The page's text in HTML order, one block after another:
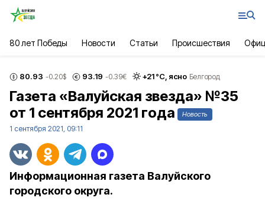
80 лет Победы Новости Статьи Происшествия
80.93 -0.20$ 93.19 -0.39€ +21°С, ясно Белгород
Газета «Валуйская звезда» №35
от 1 сентября 2021 года
Новость
1 сентября 2021, 09:11
Информационная газета Валуйского
городского округа.